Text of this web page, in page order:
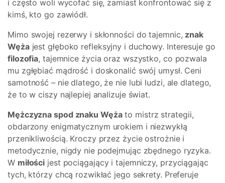
i często woli wycofać się, zamiast konfrontować się z
kimś, kto go zawiódł.
Mimo swojej rezerwy i skłonności do tajemnic, znak
Wężajest głęboko refleksyjny i duchowy. Interesuje go
filozofia, tajemnice życia oraz wszystko, co pozwala
mu zgłębiać mądrość i doskonalić swój umysł. Ceni
samotność – nie dlatego, że nie lubi ludzi, ale dlatego,
że to w ciszy najlepiej analizuje świat.
Mężczyzna spod znaku Wężato mistrz strategii,
obdarzony enigmatycznym urokiem i niezwykłą
przenikliwością. Kroczy przez życie ostrożnie i
metodycznie, nigdy nie podejmując zbędnego ryzyka.
W miłości jest pociągający i tajemniczy, przyciągając
tych, którzy chcą rozwikłać jego sekrety. Preferuje